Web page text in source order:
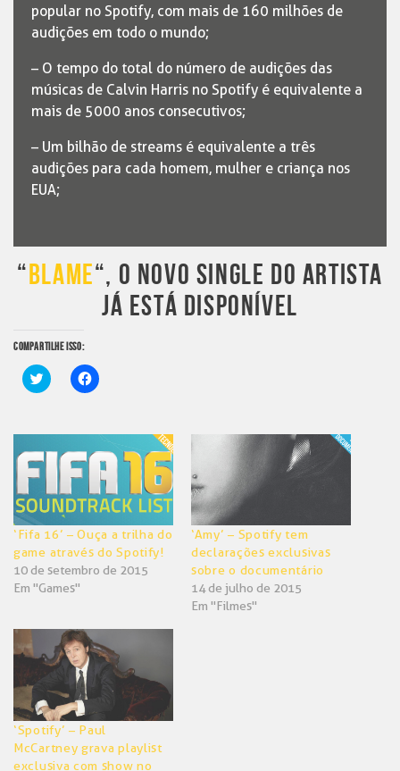
popular no Spotify, com mais de 160 milhões de
audições em todo o mundo;
– O tempo do total do número de audições das
músicas de Calvin Harris no Spotify é equivalente a
mais de 5000 anos consecutivos;
– Um bilhão de streams é equivalente a três
audições para cada homem, mulher e criança nos
EUA;
“BLAME“, O NOVO SINGLE DO ARTISTA
JÁ ESTÁ DISPONÍVEL
COMPARTILHE ISSO:
Clique
para
em
janela)
Clique
para
em
janela)
‘Fifa 16’ – Ouça a trilha do
game através do Spotify!
10 de setembro de 2015
Em "Games"
‘Amy’ – Spotify tem
declarações exclusivas
sobre o documentário
14 de julho de 2015
Em "Filmes"
‘Spotify’ – Paul
McCartney grava playlist
exclusiva com show no